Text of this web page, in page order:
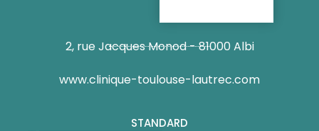
2, rue Jacques Monod - 81000 Albi
www.clinique-toulouse-lautrec.com
STANDARD